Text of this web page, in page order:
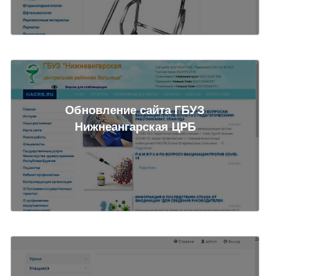
Обновление сайта ГБУЗ
Нижнеангарская ЦРБ